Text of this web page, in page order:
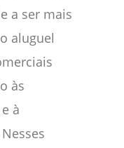
a ser mais
aluguel
às
à